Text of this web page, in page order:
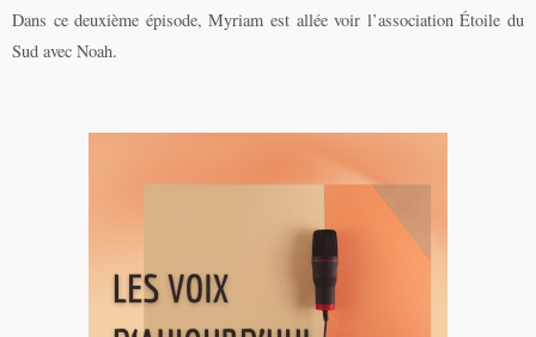
Dans ce deuxième épisode, Myriam est allée voir l’association Étoile du
Sud avec Noah.